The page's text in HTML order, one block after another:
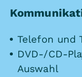
Telefon und
DVD-/CD-
Auswahl